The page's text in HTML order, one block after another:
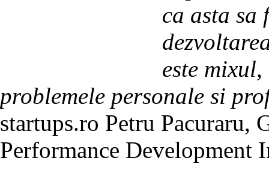
ca asta sa
este
problemele personale si
startups.ro Petru Pacuraru,
Performance Development